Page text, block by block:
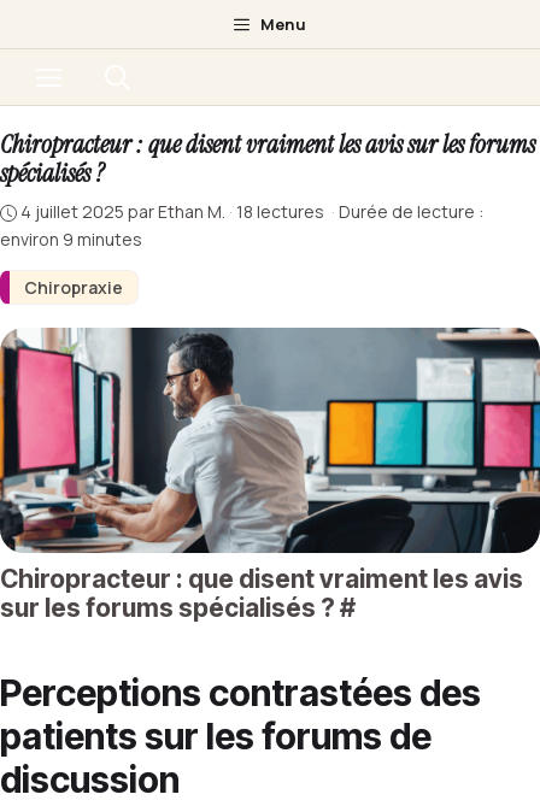
au
Menu
Chiropraxie
Chiropracteur : que disent vraiment les avis sur les forums
spécialisés ?
4 juillet 2025 parEthan M. · 18 lectures · Durée de lecture :
environ 9 minutes
Chiropracteur : que disent vraiment les avis
sur les forums spécialisés ? #
Perceptions contrastées des
patients sur les forums de
discussion